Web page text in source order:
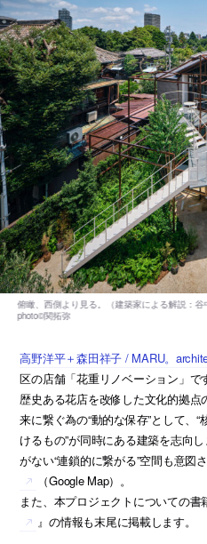
高野洋平＋森田祥子 / MARU。
区の店舗「花重リノベーション」で
歴史ある花店を改修した文化的拠
来に繋ぐ為の“動的な保存”として、
けるもの”が同時にある建築を志向
がない“連鎖的に繋がる”空間も意図
（Google Map）。
また、本プロジェクトについての書
』の情報も末尾に掲載します。